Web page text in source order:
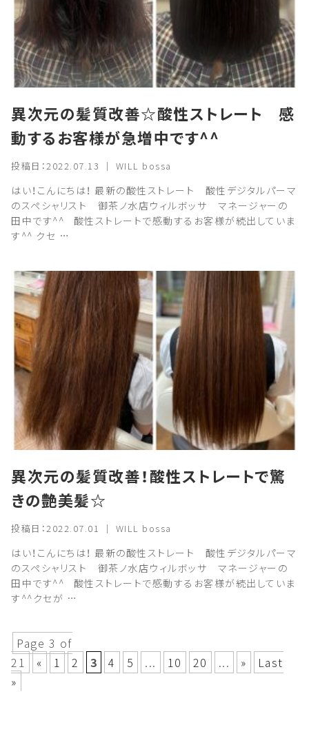
異次元の髪質改善☆酸性ストレート 感
動するお客様が急増中です^^
投稿日：2022.07.13 ｜ WILL bossa
はい！こんにちは！ 最新の酸性ストレート 酸性デジタルパーマ
のスペシャリスト 御茶ノ水店ウィルボッサ マネージャーの
田中です^^ 酸性ストレートで感動するお客様が続出していま
す^^ クセ …
異次元の髪質改善！酸性ストレートで驚
きの艶美髪☆
投稿日：2022.07.01 ｜ WILL bossa
はい！こんにちは！ 最新の酸性ストレート 酸性デジタルパーマ
のスペシャリスト 御茶ノ水店ウィルボッサ マネージャーの
田中です^^ 酸性ストレートで感動するお客様が続出していま
す^^クセが …
Page 3 of
21
« 1 2 3 4 5 ... 10 20 ... »
Last
»